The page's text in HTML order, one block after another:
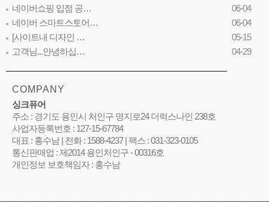
네이버쇼핑 입점 공…
06-04
네이버 스마트스토어…
06-04
[사이트내 디자인 …
05-15
고객님...안녕하십…
04-29
COMPANY
싱크퓨어
주소 : 경기도 용인시 처인구 명지로24 더럭스나인 238호
사업자등록번호 : 127-15-67784
대표 : 홍수남 | 전화 : 1588-4237 | 팩스 : 031-323-0105
통신판매업 : 제2014 용인처인구 - 00316호
개인정보 보호책임자 : 홍수남